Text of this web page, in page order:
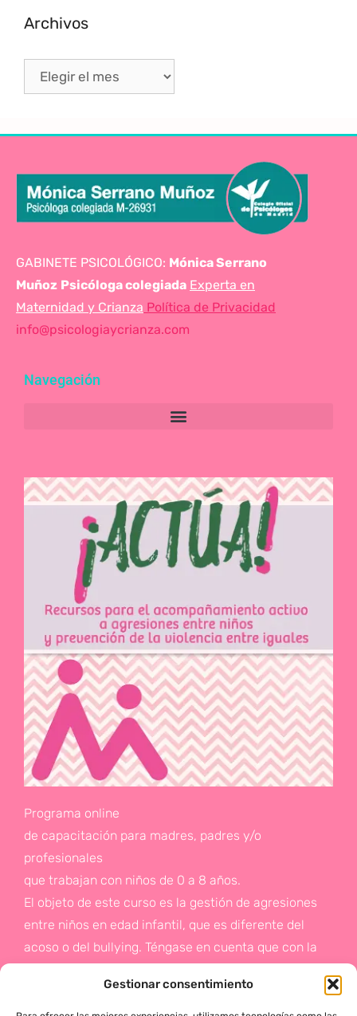
Gestionar consentimiento
Archivos
GABINETE PSICOLÓGICO: Mónica Serrano
Muñoz Psicóloga colegiada Experta en
Maternidad y Crianza Política de Privacidad
info@psicologiaycrianza.com
Navegación
Programa online
de capacitación para madres, padres y/o
profesionales
que trabajan con niños de 0 a 8 años.
El objeto de este curso es la gestión de agresiones
entre niños en edad infantil, que es diferente del
acoso o del bullying. Téngase en cuenta que con la
de la prevención a un problema que suele aparecer